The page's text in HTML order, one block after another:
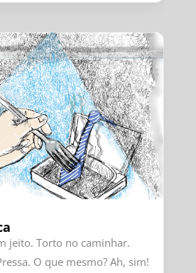
jeito. Torto no caminhar.
O que mesmo? Ah, sim!